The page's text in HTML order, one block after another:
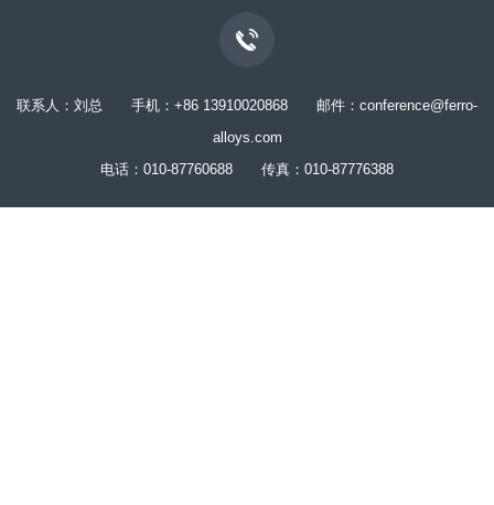
联系人：刘总 手机：+86 13910020868 邮件：conference@ferro-
alloys.com
电话：010-87760688 传真：010-87776388